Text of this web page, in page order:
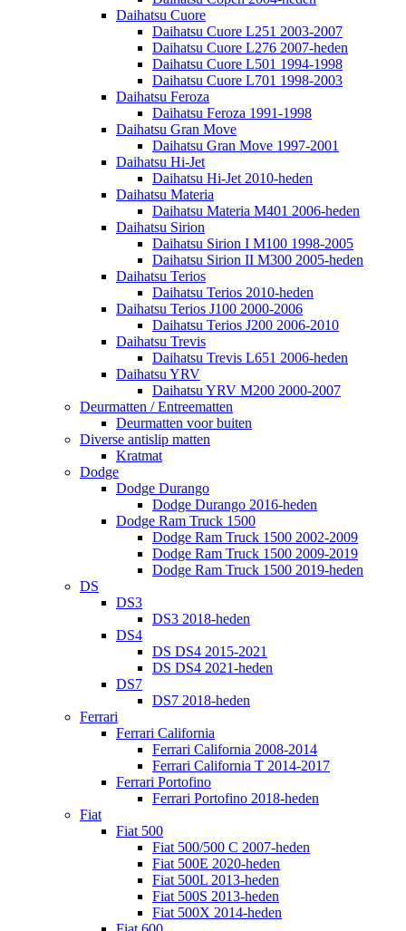
Daihatsu Cuore
Daihatsu Cuore L251 2003-2007
Daihatsu Cuore L276 2007-heden
Daihatsu Cuore L501 1994-1998
Daihatsu Cuore L701 1998-2003
Daihatsu Feroza
Daihatsu Feroza 1991-1998
Daihatsu Gran Move
Daihatsu Gran Move 1997-2001
Daihatsu Hi-Jet
Daihatsu Hi-Jet 2010-heden
Daihatsu Materia
Daihatsu Materia M401 2006-heden
Daihatsu Sirion
Daihatsu Sirion I M100 1998-2005
Daihatsu Sirion II M300 2005-heden
Daihatsu Terios
Daihatsu Terios 2010-heden
Daihatsu Terios J100 2000-2006
Daihatsu Terios J200 2006-2010
Daihatsu Trevis
Daihatsu Trevis L651 2006-heden
Daihatsu YRV
Daihatsu YRV M200 2000-2007
Deurmatten / Entreematten
Deurmatten voor buiten
Diverse antislip matten
Kratmat
Dodge
Dodge Durango
Dodge Durango 2016-heden
Dodge Ram Truck 1500
Dodge Ram Truck 1500 2002-2009
Dodge Ram Truck 1500 2009-2019
Dodge Ram Truck 1500 2019-heden
DS
DS3
DS3 2018-heden
DS4
DS DS4 2015-2021
DS DS4 2021-heden
DS7
DS7 2018-heden
Ferrari
Ferrari California
Ferrari California 2008-2014
Ferrari California T 2014-2017
Ferrari Portofino
Ferrari Portofino 2018-heden
Fiat
Fiat 500
Fiat 500/500 C 2007-heden
Fiat 500E 2020-heden
Fiat 500L 2013-heden
Fiat 500S 2013-heden
Fiat 500X 2014-heden